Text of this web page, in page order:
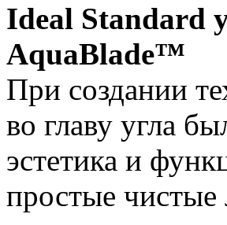
Ideal Standard
AquaBlade™
При создании
во главу угла
эстетика и
простые